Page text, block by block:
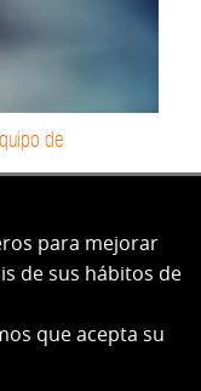
de
+34 943 761
para mejorar
de sus hábitos de
que acepta su